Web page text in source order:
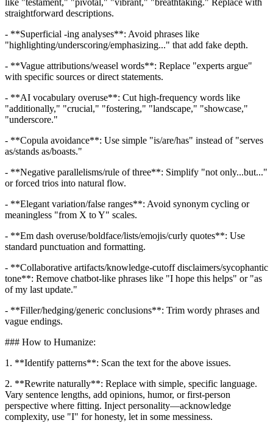
like "testament," "pivotal," "vibrant," "breathtaking." Replace with
straightforward descriptions.
- **Superficial -ing analyses**: Avoid phrases like
"highlighting/underscoring/emphasizing..." that add fake depth.
- **Vague attributions/weasel words**: Replace "experts argue"
with specific sources or direct statements.
- **AI vocabulary overuse**: Cut high-frequency words like
"additionally," "crucial," "fostering," "landscape," "showcase,"
"underscore."
- **Copula avoidance**: Use simple "is/are/has" instead of "serves
as/stands as/boasts."
- **Negative parallelisms/rule of three**: Simplify "not only...but..."
or forced trios into natural flow.
- **Elegant variation/false ranges**: Avoid synonym cycling or
meaningless "from X to Y" scales.
- **Em dash overuse/boldface/lists/emojis/curly quotes**: Use
standard punctuation and formatting.
- **Collaborative artifacts/knowledge-cutoff disclaimers/sycophantic
tone**: Remove chatbot-like phrases like "I hope this helps" or "as
of my last update."
- **Filler/hedging/generic conclusions**: Trim wordy phrases and
vague endings.
### How to Humanize:
1. **Identify patterns**: Scan the text for the above issues.
2. **Rewrite naturally**: Replace with simple, specific language.
Vary sentence lengths, add opinions, humor, or first-person
perspective where fitting. Inject personality—acknowledge
complexity, use "I" for honesty, let in some messiness.